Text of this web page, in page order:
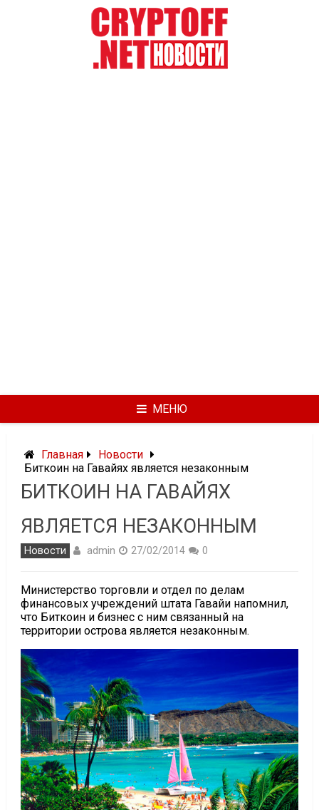
МЕНЮ
Главная
Новости
Биткоин на Гавайях является незаконным
БИТКОИН НА ГАВАЙЯХ
ЯВЛЯЕТСЯ НЕЗАКОННЫМ
Новости admin 27/02/2014 0
Министерство торговли и отдел по делам
финансовых учреждений штата Гавайи напомнил,
что Биткоин и бизнес с ним связанный на
территории острова является незаконным.